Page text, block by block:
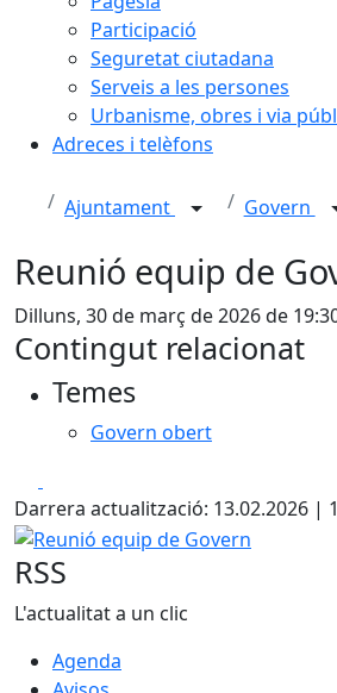
Participació
Seguretat ciutadana
Serveis a les persones
Urbanisme, obres i via
Adreces i telèfons
Ajuntament Govern
Reunió equip de
Dilluns, 30 de març de 2026 de
Contingut relacionat
Temes
Govern obert
Darrera actualització: 13.02.2026 |
Reunió equip de Govern
RSS
L'actualitat a un clic
Agenda